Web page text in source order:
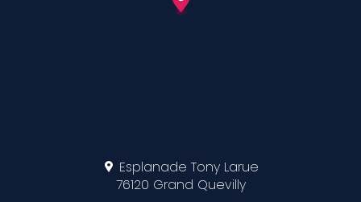
Esplanade Tony Larue
76120 Grand Quevilly